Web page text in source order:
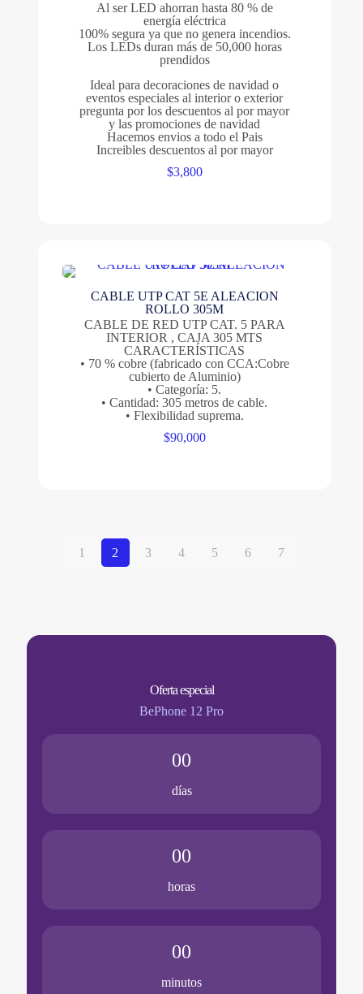
Al ser LED ahorran hasta 80 % de
energía eléctrica
100% segura ya que no genera incendios.
Los LEDs duran más de 50,000 horas
prendidos
Ideal para decoraciones de navidad o
eventos especiales al interior o exterior
pregunta por los descuentos al por mayor
y las promociones de navidad
Hacemos envios a todo el Pais
Increibles descuentos al por mayor
$3,800
CABLE UTP CAT 5E ALEACION
ROLLO 305M
CABLE DE RED UTP CAT. 5 PARA
INTERIOR , CAJA 305 MTS
CARACTERÍSTICAS
• 70 % cobre (fabricado con CCA:Cobre
cubierto de Aluminio)
• Categoría: 5.
• Cantidad: 305 metros de cable.
• Flexibilidad suprema.
$90,000
1 2 3 4 5 6 7
Oferta especial
BePhone 12 Pro
00
días
00
horas
00
minutos